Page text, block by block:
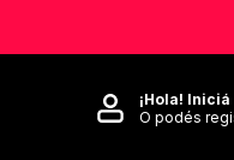
¡Hola! Iniciá
O podés